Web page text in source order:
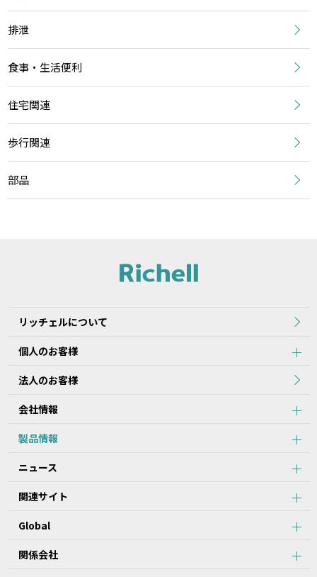
排泄
食事・生活便利
住宅関連
歩行関連
部品
リッチェルについて
個人のお客様
法人のお客様
会社情報
製品情報
ニュース
関連サイト
Global
関係会社